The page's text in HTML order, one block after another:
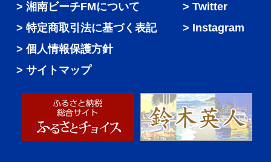
湘南ビーチFMについて
特定商取引法に基づく表記
個人情報保護方針
サイトマップ
Twitter
Instagram